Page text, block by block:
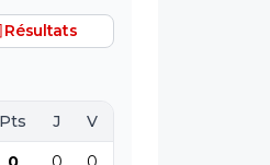
ce qu'il a
Résultats
Pts J V